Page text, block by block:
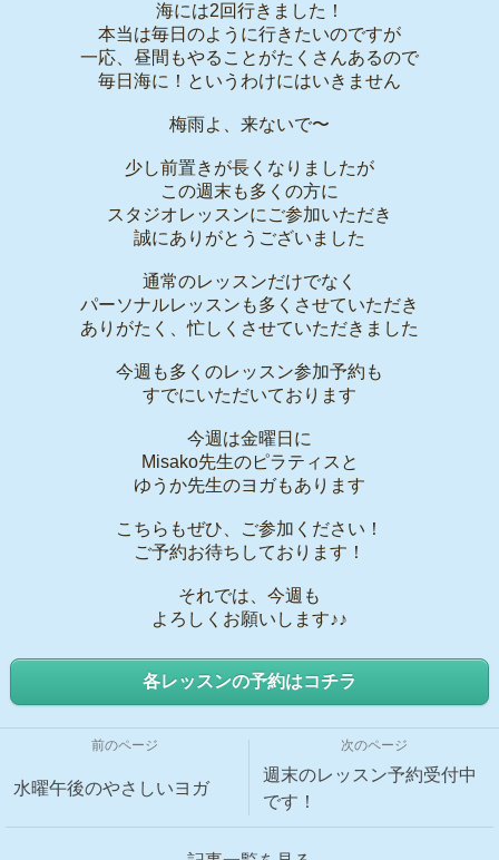
海には2回行きました！
本当は毎日のように行きたいのですが
一応、昼間もやることがたくさんあるので
毎日海に！というわけにはいきません
梅雨よ、来ないで〜
少し前置きが長くなりましたが
この週末も多くの方に
スタジオレッスンにご参加いただき
誠にありがとうございました
通常のレッスンだけでなく
パーソナルレッスンも多くさせていただき
ありがたく、忙しくさせていただきました
今週も多くのレッスン参加予約も
すでにいただいております
今週は金曜日に
Misako先生のピラティスと
ゆうか先生のヨガもあります
こちらもぜひ、ご参加ください！
ご予約お待ちしております！
それでは、今週も
よろしくお願いします♪♪
各レッスンの予約はコチラ
前のページ
水曜午後のやさしいヨガ
次のページ
週末のレッスン予約受付中
です！